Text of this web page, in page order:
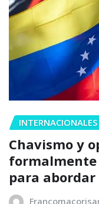
INTERNACIONALES
Chavismo y
formalmente
para